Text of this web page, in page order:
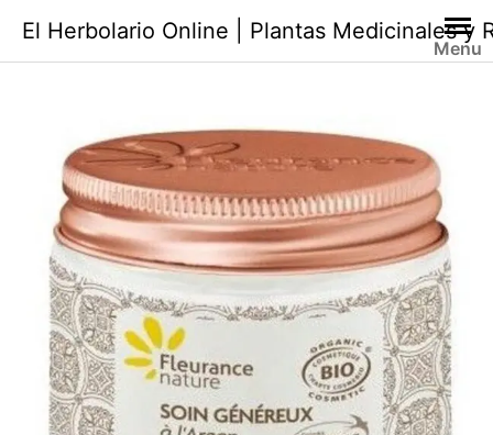
contenido
El Herbolario Online | Plantas Medicinales y
Menu